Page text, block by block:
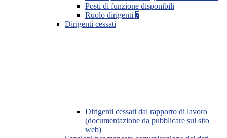
Posti di funzione disponibili
Ruolo dirigenti 7
Dirigenti cessati
Dirigenti cessati dal rapporto di lavoro
(documentazione da pubblicare sul sito
web)